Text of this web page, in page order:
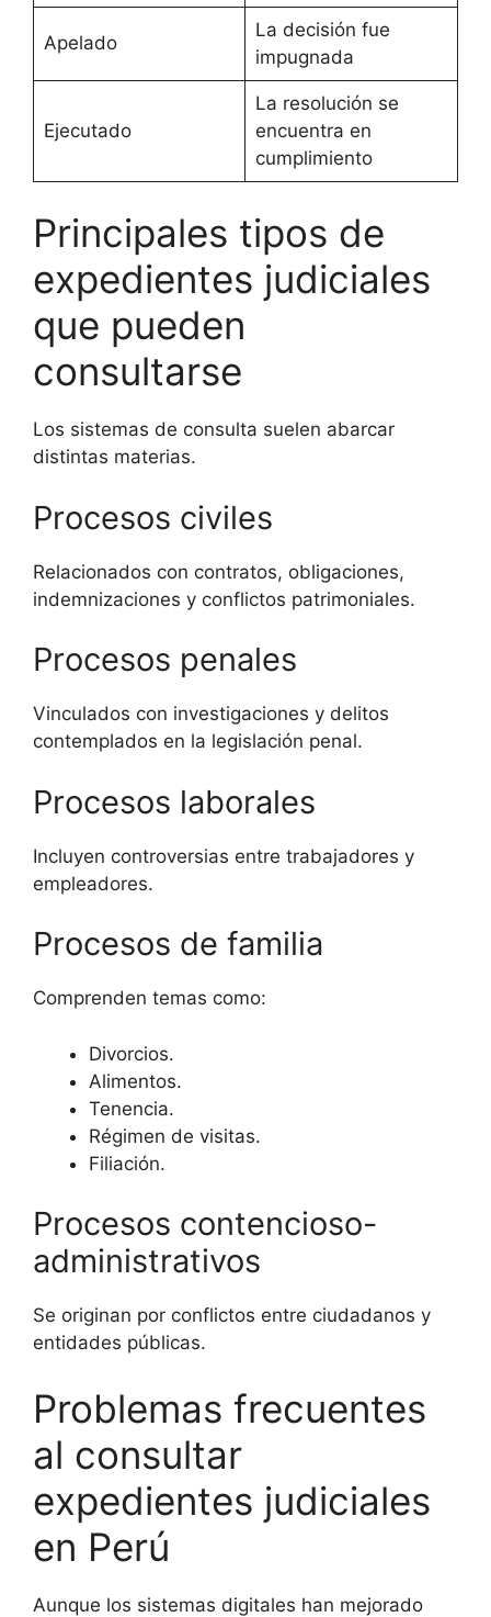
Apelado
La decisión fue
impugnada
Ejecutado
La resolución se
encuentra en
cumplimiento
Principales tipos de
expedientes judiciales
que pueden
consultarse
Los sistemas de consulta suelen abarcar
distintas materias.
Procesos civiles
Relacionados con contratos, obligaciones,
indemnizaciones y conflictos patrimoniales.
Procesos penales
Vinculados con investigaciones y delitos
contemplados en la legislación penal.
Procesos laborales
Incluyen controversias entre trabajadores y
empleadores.
Procesos de familia
Comprenden temas como:
Divorcios.
Alimentos.
Tenencia.
Régimen de visitas.
Filiación.
Procesos contencioso-
administrativos
Se originan por conflictos entre ciudadanos y
entidades públicas.
Problemas frecuentes
al consultar
expedientes judiciales
en Perú
Aunque los sistemas digitales han mejorado